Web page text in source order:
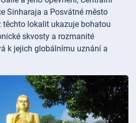
Sinharaja a Posvátné město
těchto lokalit ukazuje bohatou
skvosty a rozmanité
k jejich globálnímu uznání a